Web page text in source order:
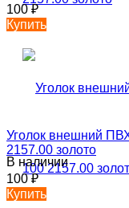
100₽
Купить
Уголок внешний
2157.00 золото
В наличии
100₽
Купить